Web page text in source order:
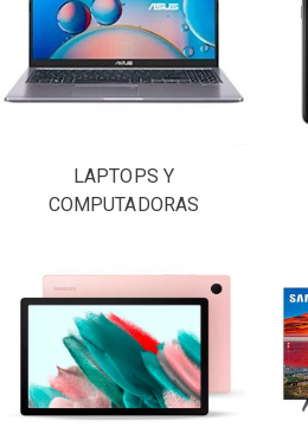
LAPTOPS Y
COMPUTADORAS